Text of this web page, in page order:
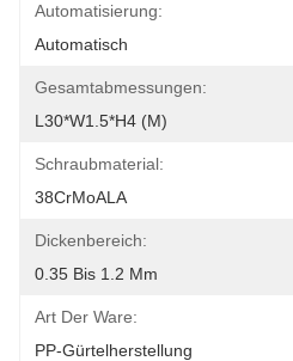
Automatisierung:
Automatisch
Gesamtabmessungen:
L30*W1.5*H4 (M)
Schraubmaterial:
38CrMoALA
Dickenbereich:
0.35 Bis 1.2 Mm
Art Der Ware:
PP-Gürtelherstellung